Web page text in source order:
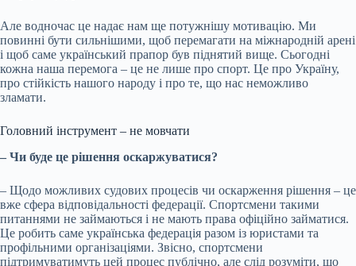
Але водночас це надає нам ще потужнішу мотивацію. Ми
повинні бути сильнішими, щоб перемагати на міжнародній арені
і щоб саме український прапор був піднятий вище. Сьогодні
кожна наша перемога – це не лише про спорт. Це про Україну,
про стійкість нашого народу і про те, що нас неможливо
зламати.
Головний інструмент – не мовчати
– Чи буде це рішення оскаржуватися?
– Щодо можливих судових процесів чи оскарження рішення – це
вже сфера відповідальності федерації. Спортсмени такими
питаннями не займаються і не мають права офіційно займатися.
Це робить саме українська федерація разом із юристами та
профільними організаціями. Звісно, спортсмени
підтримуватимуть цей процес публічно, але слід розуміти, що